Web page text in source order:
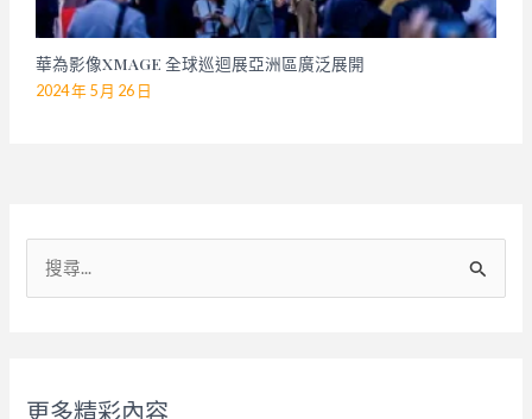
華為影像XMAGE 全球巡迴展亞洲區廣泛展開
2024 年 5 月 26 日
更多精彩內容